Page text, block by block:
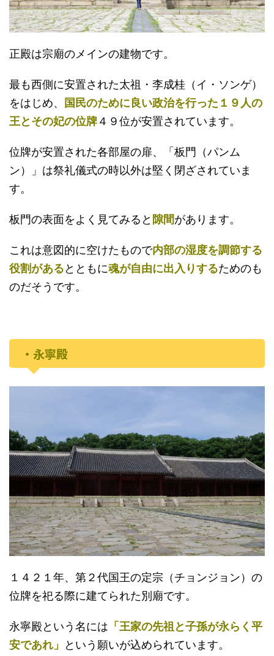
正殿は宗廟のメインの建物です。
最も西側に安置された太祖・李成桂（イ・ソンゲ）
をはじめ、
国民のために良い政治を行った１９人の
王とその妃の位牌４９位が安置されています。
位牌が安置された各部屋の扉、「板門（パンム
ン）」は祭礼儀式の時以外は堅く閉ざされていま
す。
板門の表面をよく見てみると 隙間があります。
これは意図的に空けたもので内部の湿度を調節する
役割があるとともに魂が自由に出入りするためのも
のだそうです。
・永寧殿
１４２１年、第２代国王の定宗（チョンジョン）の
位牌を祀る際に建てられた別廟です。
永寧殿という名には 「王家の先祖と子孫が永らく平
安であれ」
という願いが込められています。